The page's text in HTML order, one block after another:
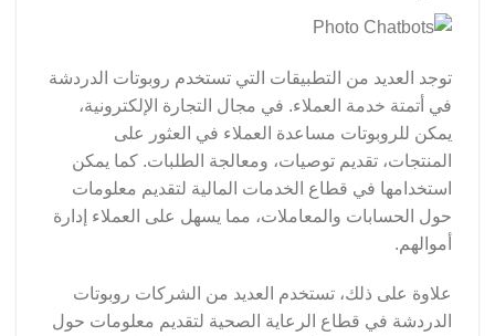
توجد العديد من التطبيقات التي تستخدم روبوتات الدردشة
في أتمتة خدمة العملاء. في مجال التجارة الإلكترونية،
يمكن للروبوتات مساعدة العملاء في العثور على
المنتجات، تقديم توصيات، ومعالجة الطلبات. كما يمكن
استخدامها في قطاع الخدمات المالية لتقديم معلومات
حول الحسابات والمعاملات، مما يسهل على العملاء إدارة
أموالهم.
علاوة على ذلك، تستخدم العديد من الشركات روبوتات
الدردشة في قطاع الرعاية الصحية لتقديم معلومات حول